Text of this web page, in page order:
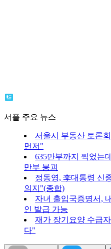
서플 주요 뉴스
서울시 부동산 토론
먼저"
635만부까지 찍었는
만부 붕괴
정동영, 李대통령 신
의지"(종합)
자녀 출입국증명서,
인 발급 가능
재가 장기요양 수급
다"